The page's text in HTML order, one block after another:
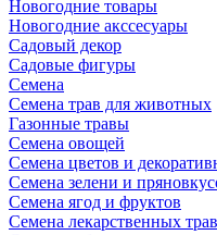
Новогодние товары
Новогодние акссесуары
Садовый декор
Садовые фигуры
Семена
Семена трав для животных
Газонные травы
Семена овощей
Семена цветов и
Семена зелени и
Семена ягод и фруктов
Семена лекарственных трав